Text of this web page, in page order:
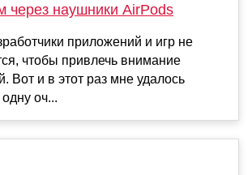
через наушники AirPods
приложений и игр не
чтобы привлечь внимание
Вот и в этот раз мне удалось
одну оч...